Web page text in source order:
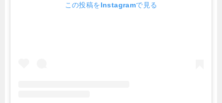
この投稿をInstagramで見る